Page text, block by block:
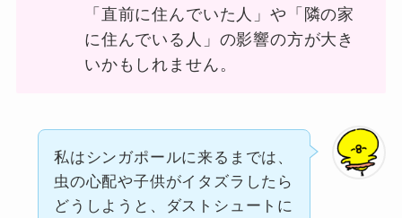
「直前に住んでいた人」や「隣の家
に住んでいる人」の影響の方が大き
いかもしれません。
私はシンガポールに来るまでは、
虫の心配や子供がイタズラしたら
どうしようと、ダストシュートに